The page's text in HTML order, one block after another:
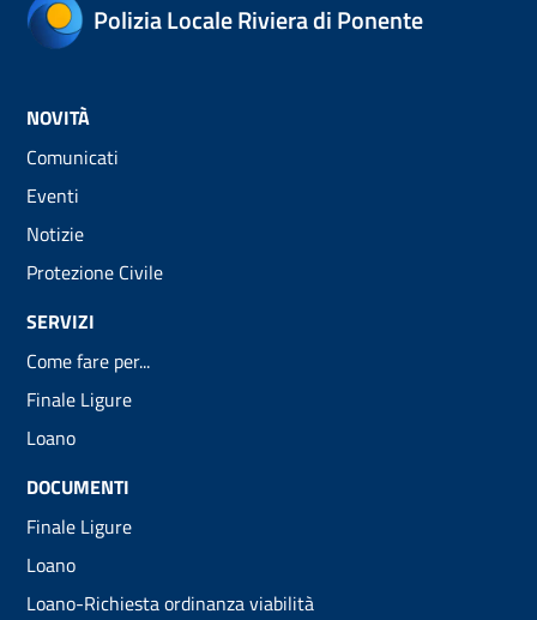
Polizia Locale Riviera di Ponente
NOVITÀ
Comunicati
Eventi
Notizie
Protezione Civile
SERVIZI
Come fare per...
Finale Ligure
Loano
DOCUMENTI
Finale Ligure
Loano
Loano-Richiesta ordinanza viabilità